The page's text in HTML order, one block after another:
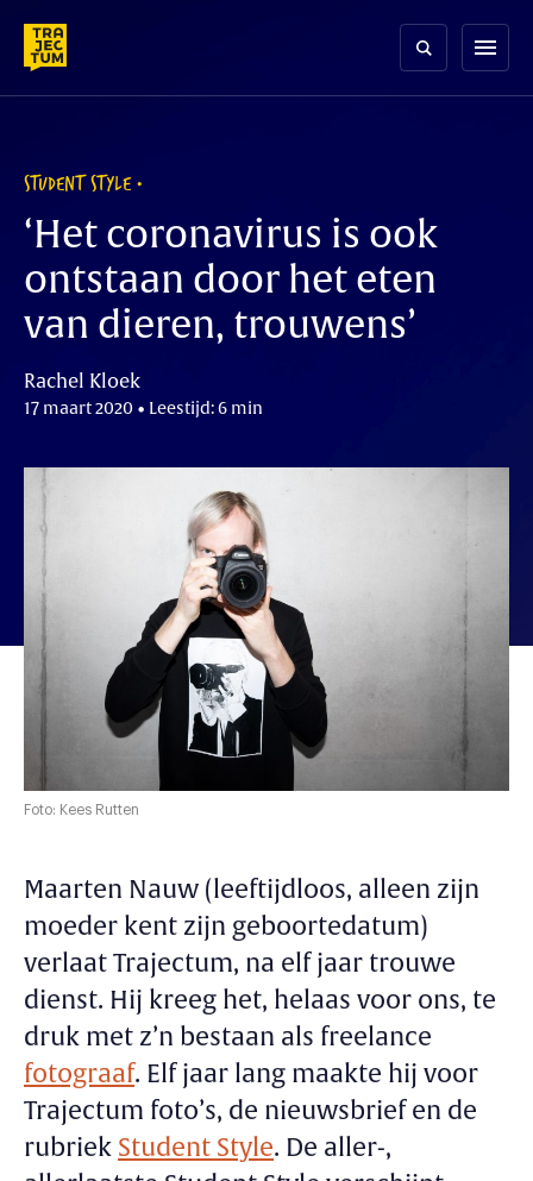
content
menu
STUDENT STYLE
‘Het coronavirus is ook
ontstaan door het eten
van dieren, trouwens’
Rachel Kloek
17 maart 2020 • Leestijd: 6 min
Foto: Kees Rutten
Maarten Nauw (leeftijdloos, alleen zijn
moeder kent zijn geboortedatum)
verlaat Trajectum, na elf jaar trouwe
dienst. Hij kreeg het, helaas voor ons, te
druk met z’n bestaan als freelance
fotograaf. Elf jaar lang maakte hij voor
Trajectum foto’s, de nieuwsbrief en de
rubriek Student Style. De aller-,